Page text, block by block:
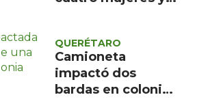
prehospitalaria
QUERÉTARO
Camioneta
impactó dos
bardas en colonia